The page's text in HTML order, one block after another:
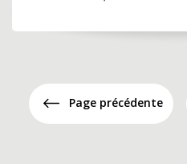
Page précédente